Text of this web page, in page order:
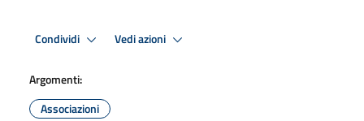
Condividi Vedi azioni
Argomenti:
Associazioni